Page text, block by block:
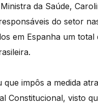
da Saúde,
do setor
em Espanha um
impôs a medida
Constitucional, visto